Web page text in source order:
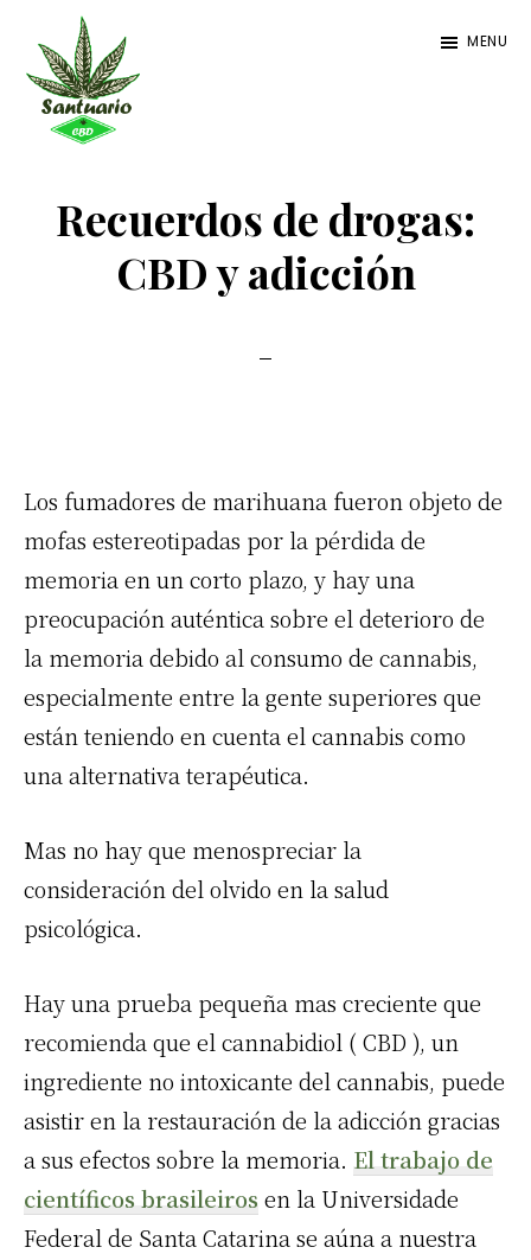
contenido
principal
barra
primaria
CBD
MENU
Recuerdos de drogas:
CBD y adicción
Los fumadores de marihuana fueron objeto de
mofas estereotipadas por la pérdida de
memoria en un corto plazo, y hay una
preocupación auténtica sobre el deterioro de
la memoria debido al consumo de cannabis,
especialmente entre la gente superiores que
están teniendo en cuenta el cannabis como
una alternativa terapéutica.
Mas no hay que menospreciar la
consideración del olvido en la salud
psicológica.
Hay una prueba pequeña mas creciente que
recomienda que el cannabidiol ( CBD ), un
ingrediente no intoxicante del cannabis, puede
asistir en la restauración de la adicción gracias
a sus efectos sobre la memoria. El trabajo de
científicos brasileiros en la Universidade
Federal de Santa Catarina se aúna a nuestra